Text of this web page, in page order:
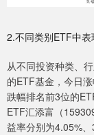
2.不同类别ETF中
从不同投资种类、
的ETF基金，今日
跌幅排名前3位的
ETF汇添富（
益率分别为4.05%、